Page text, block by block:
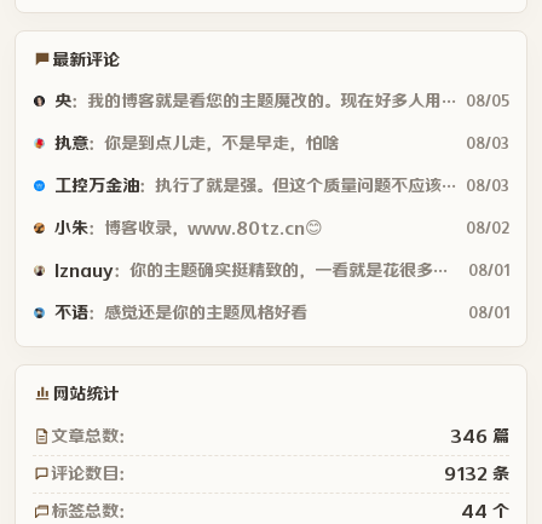
最新评论
央：我的博客就是看您的主题魔改的。现在好多人用你这个AI做的，就否定别人... 08/05
执意：你是到点儿走，不是早走，怕啥 08/03
工控万金油：执行了就是强。但这个质量问题不应该由物业或是房产公司来处理吗😂 08/03
小朱：博客收录，www.80tz.cn😊 08/02
lznauy：你的主题确实挺精致的，一看就是花很多时间打磨的，现在都是用AI写代码... 08/01
不语：感觉还是你的主题风格好看 08/01
网站统计
文章总数： 346 篇
评论数目： 9132 条
标签总数： 44 个